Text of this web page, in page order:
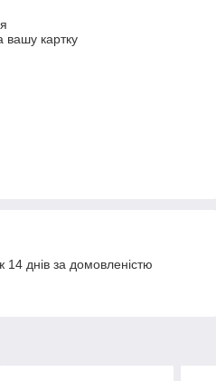
вашу картку
днів за домовленістю